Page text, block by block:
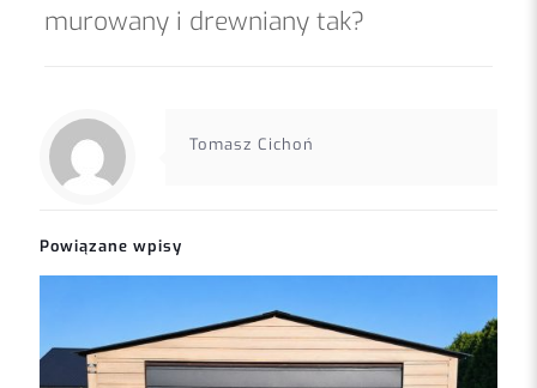
murowany i drewniany tak?
Tomasz Cichoń
Powiązane wpisy